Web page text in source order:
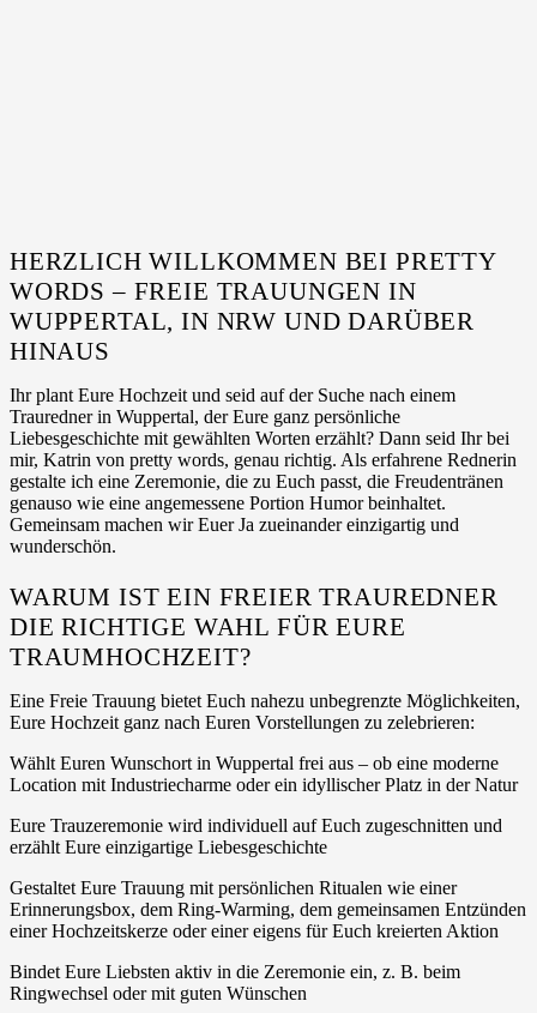
HERZLICH WILLKOMMEN BEI PRETTY
WORDS – FREIE TRAUUNGEN IN
WUPPERTAL, IN NRW UND DARÜBER
HINAUS
Ihr plant Eure Hochzeit und seid auf der Suche nach einem
Trauredner in Wuppertal, der Eure ganz persönliche
Liebesgeschichte mit gewählten Worten erzählt? Dann seid Ihr bei
mir, Katrin von pretty words, genau richtig. Als erfahrene Rednerin
gestalte ich eine Zeremonie, die zu Euch passt, die Freudentränen
genauso wie eine angemessene Portion Humor beinhaltet.
Gemeinsam machen wir Euer Ja zueinander einzigartig und
wunderschön.
WARUM IST EIN FREIER TRAUREDNER
DIE RICHTIGE WAHL FÜR EURE
TRAUMHOCHZEIT?
Eine Freie Trauung bietet Euch nahezu unbegrenzte Möglichkeiten,
Eure Hochzeit ganz nach Euren Vorstellungen zu zelebrieren:
Wählt Euren Wunschort in Wuppertal frei aus – ob eine moderne
Location mit Industriecharme oder ein idyllischer Platz in der Natur
Eure Trauzeremonie wird individuell auf Euch zugeschnitten und
erzählt Eure einzigartige Liebesgeschichte
Gestaltet Eure Trauung mit persönlichen Ritualen wie einer
Erinnerungsbox, dem Ring-Warming, dem gemeinsamen Entzünden
einer Hochzeitskerze oder einer eigens für Euch kreierten Aktion
Bindet Eure Liebsten aktiv in die Zeremonie ein, z. B. beim
Ringwechsel oder mit guten Wünschen